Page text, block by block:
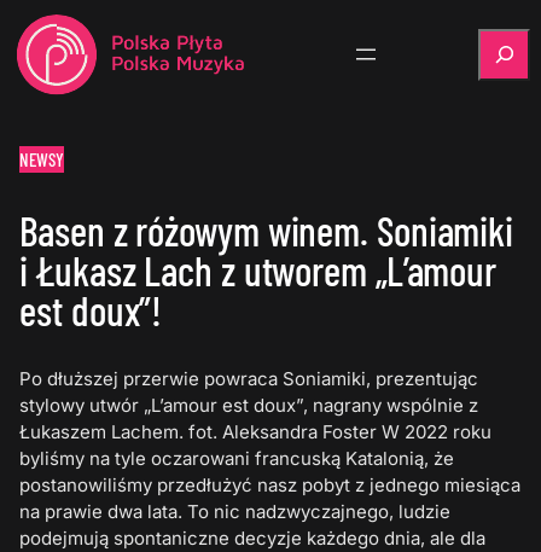
NEWSY
Basen z różowym winem. Soniamiki
i Łukasz Lach z utworem „L’amour
est doux”!
Po dłuższej przerwie powraca Soniamiki, prezentując
stylowy utwór „L’amour est doux”, nagrany wspólnie z
Łukaszem Lachem. fot. Aleksandra Foster W 2022 roku
byliśmy na tyle oczarowani francuską Katalonią, że
postanowiliśmy przedłużyć nasz pobyt z jednego miesiąca
na prawie dwa lata. To nic nadzwyczajnego, ludzie
podejmują spontaniczne decyzje każdego dnia, ale dla